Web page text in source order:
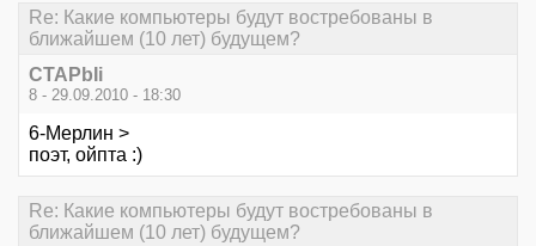
Re: Какие компьютеры будут востребованы в
ближайшем (10 лет) будущем?
CTAPbIi
8 - 29.09.2010 - 18:30
6-Мерлин >
поэт, ойпта :)
Re: Какие компьютеры будут востребованы в
ближайшем (10 лет) будущем?